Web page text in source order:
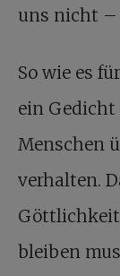
uns nicht –
So wie es
ein Gedicht
Menschen
verhalten.
bleiben